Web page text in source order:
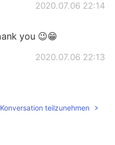
2020.07.06 22:14
you 😉😁
2020.07.06 22:13
teilzunehmen